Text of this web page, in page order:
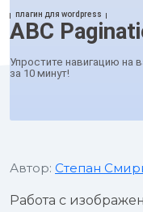
Автор: Степан
Работа с